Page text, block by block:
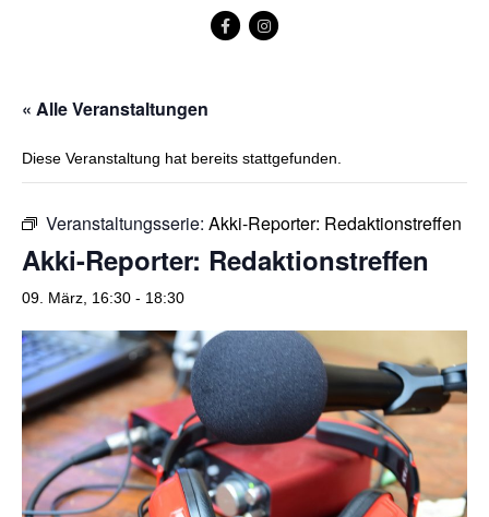
F
I
a
m
« Alle Veranstaltungen
Diese Veranstaltung hat bereits stattgefunden.
Veranstaltungsserie: Akki-Reporter: Redaktionstreffen
Akki-Reporter: Redaktionstreffen
09. März, 16:30 - 18:30